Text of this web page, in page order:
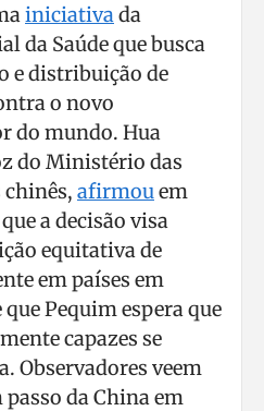
iniciativada
da Saúde que busca
e distribuição de
o novo
do mundo. Hua
do Ministério das
chinês, afirmouem
a decisão visa
equitativa de
em países em
Pequim espera que
capazes se
Observadores veem
da China em